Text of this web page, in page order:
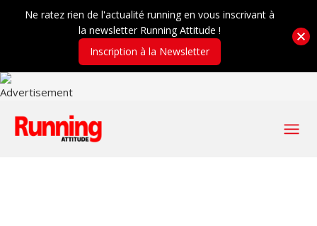
Ne ratez rien de l'actualité running en vous inscrivant à
la newsletter Running Attitude !
Inscription à la Newsletter